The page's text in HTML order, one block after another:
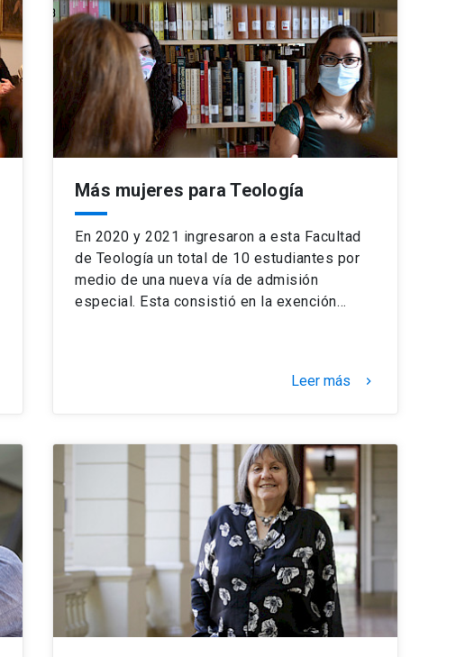
Más mujeres para Teología
En 2020 y 2021 ingresaron a esta Facultad
de Teología un total de 10 estudiantes por
medio de una nueva vía de admisión
especial. Esta consistió en la exención…
Leer más keyboard_arrow_right